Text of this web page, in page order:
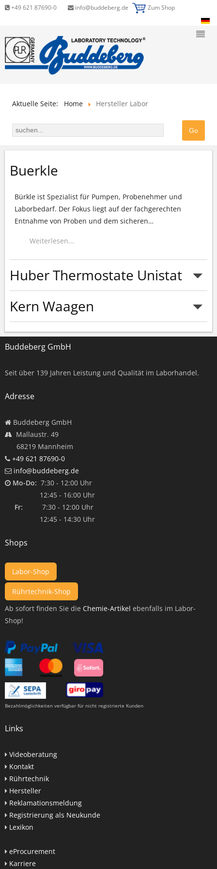
+49 621 87690-0 info@buddeberg.de Zum Shop
Aktuelle Seite: Home Hersteller Labor
Buerkle
Bürkle ist Spezialist für Pumpen, Probenehmer und
Laborbedarf. Der Fokus liegt auf der fachgerechten
Entnahme von Proben und dem sicheren…
Weiterlesen...
Huber Thermostate Unistat
Weiterlesen...
Kern Waagen
Buddeberg GmbH
Seit über 139 Jahren Leistung und Qualität im Laborhandel.
Adresse
Buddeberg GmbH
Mallaustr. 49
68219 Mannheim
+49 621 87690-0
info@buddeberg.de
Mo-Do: 7:30 - 12:00 Uhr
12:45 - 16:00 Uhr
Fr: 7:30 - 12:00 Uhr
12:45 - 14:30 Uhr
Shops
Labor-Shop
Rührtechnik-Shop
Ab sofort finden Sie die Chemie-Artikel ebenfalls im Labor-
Shop!
Bezahlmöglichkeiten verfügbar für nicht registrierte Kunden
Links
Videoberatung
Kontakt
Rührtechnik
Hersteller
Reklamationsmeldung
Registrierung als Neukunde
Lexikon
eProcurement
Karriere